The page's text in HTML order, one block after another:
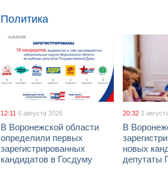
Политика
12:11 6 августа 2026
В Воронежской области
определили первых
зарегистрированных
кандидатов в Госдуму
20:32 3
В
новых
депутаты